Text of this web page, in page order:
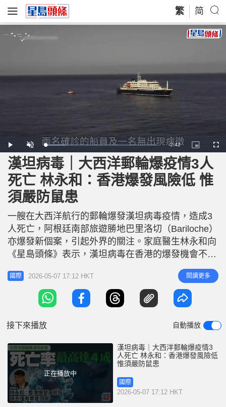
繁 简
P
l
a
y
U
n
m
u
t
L
o
a
d
e
d
:
1
8
.
4
7
R
e
m
n
n
-2:42
P
i
t
u
c
t
r
e
F
u
漢坦病毒｜大西洋郵輪爆疫情3人
死亡 林永和：香港爆發風險低 惟
須嚴防鼠患
一艘在大西洋航行的郵輪爆發漢坦病毒疫情，造成3
人死亡，阿根廷南部旅遊勝地巴里洛切（Bariloche）
亦爆發新個案，引起外界的關注。家庭醫生林永和向
《星島頭條》表示，漢坦病毒在香港的爆發機會不
大。基於現時資料，過去一年只有零星本地個案，雖
然本港有鼠患，但未有資料顯示本地老鼠普遍帶有該
病毒。他呼籲市民應放好食物或食水，避免被鼠類排
泄物污染，亦要留意食品來源，若被老鼠咬傷後兩三
國際 2026-05-07 17:12 HKT 閱讀更多
接下來播放 自動播放
正在播放中
漢坦病毒｜大西洋郵輪爆疫情3
人死亡 林永和：香港爆發風險低
惟須嚴防鼠患
國際
2026-05-07 17:12 HKT